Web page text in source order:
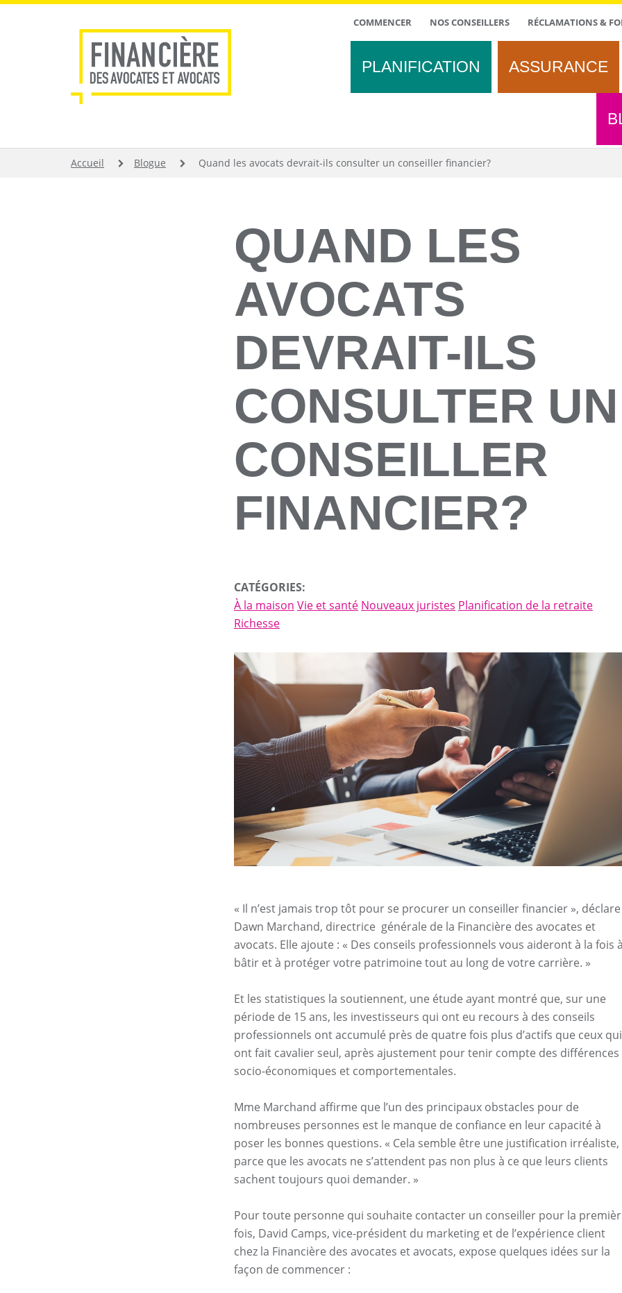
Aller
TOP
MENU
COMMENCER NOS CONSEILLERS RÉCLAMATIONS &
PLANIFICATION ASSURANCE
FIL
Accueil Blogue Quand les avocats devrait-ils consulter un conseiller financier?
QUAND LES
AVOCATS
DEVRAIT-ILS
CONSULTER UN
CONSEILLER
FINANCIER?
CATÉGORIES:
À la maison Vie et santé Nouveaux juristes Planification de la retraite
Richesse
« Il n’est jamais trop tôt pour se procurer un conseiller financier », déclare
Dawn Marchand, directrice générale de la Financière des avocates et
avocats. Elle ajoute : « Des conseils professionnels vous aideront à la fois
bâtir et à protéger votre patrimoine tout au long de votre carrière. »
Et les statistiques la soutiennent, une étude ayant montré que, sur une
période de 15 ans, les investisseurs qui ont eu recours à des conseils
professionnels ont accumulé près de quatre fois plus d’actifs que ceux qui
ont fait cavalier seul, après ajustement pour tenir compte des différences
socio-économiques et comportementales.
Mme Marchand affirme que l’un des principaux obstacles pour de
nombreuses personnes est le manque de confiance en leur capacité à
poser les bonnes questions. « Cela semble être une justification irréaliste,
parce que les avocats ne s’attendent pas non plus à ce que leurs clients
sachent toujours quoi demander. »
Pour toute personne qui souhaite contacter un conseiller pour la
fois, David Camps, vice-président du marketing et de l’expérience client
chez la Financière des avocates et avocats, expose quelques idées sur la
façon de commencer :